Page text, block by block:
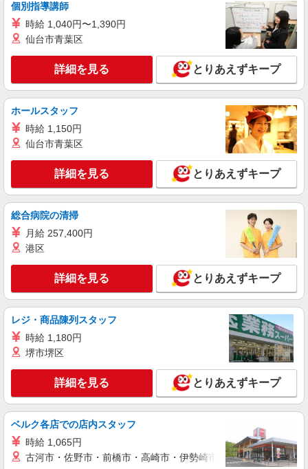
個別指導講師
時給 1,040円〜1,390円
仙台市青葉区
詳細を見る とりあえずキープ
ホールスタッフ
時給 1,150円
仙台市青葉区
詳細を見る とりあえずキープ
総合病院の清掃
月給 257,400円
港区
詳細を見る とりあえずキープ
レジ・商品陳列スタッフ
時給 1,180円
堺市堺区
詳細を見る とりあえずキープ
ベルク各店での店内スタッフ
時給 1,065円
古河市・佐野市・前橋市・高崎市・伊勢崎市・太田市・館林市